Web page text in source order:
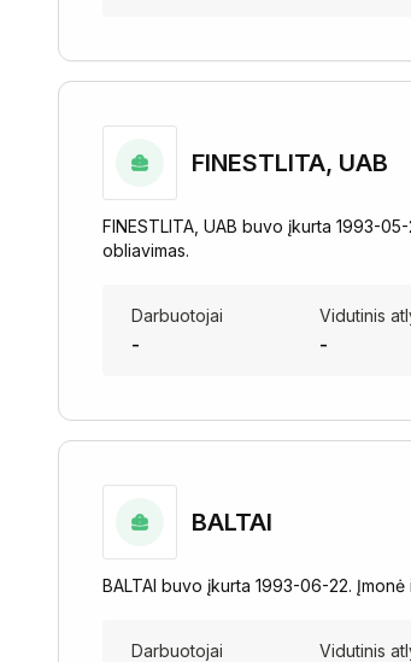
FINESTLITA, UAB
FINESTLITA, UAB buvo įkurta 1993-
obliavimas.
Darbuotojai
-
Vidutinis
-
BALTAI
BALTAI buvo įkurta 1993-06-22.
Darbuotojai
Vidutinis